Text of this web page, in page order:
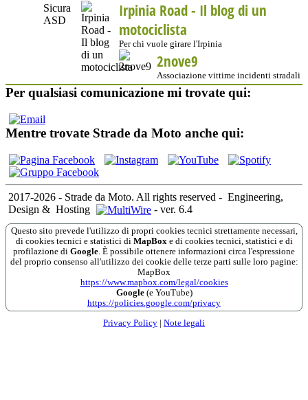
Irpinia Road - Il blog di un
motociclista
Per chi vuole girare l'Irpinia
2nove9
Associazione vittime incidenti stradali
Per qualsiasi comunicazione mi trovate qui:
Mentre trovate Strade da Moto anche qui:
2017-2026 - Strade da Moto. All rights reserved - Engineering,
Design & Hosting - ver. 6.4
Questo sito prevede l'utilizzo di propri cookies tecnici strettamente necessari,
di cookies tecnici e statistici di MapBoxe di cookies tecnici, statistici e di
profilazione di Google. È possibile ottenere informazioni circa l'espressione
del proprio consenso all'utilizzo dei cookie delle terze parti sulle loro pagine:
MapBox
https://www.mapbox.com/legal/cookies
Google(e YouTube)
https://policies.google.com/privacy
Privacy Policy Note legali